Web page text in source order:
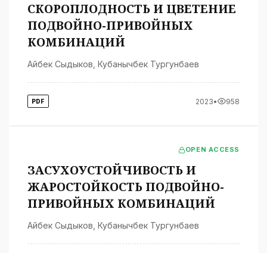
СКОРОПЛОДНОСТЬ И ЦВЕТЕНИЕ
ПОДВОЙНО-ПРИВОЙНЫХ
КОМБИНАЦИЙ
Айбек Сыдыков Кубанычбек Тургунбаев
PDF 2023• 958
OPEN ACCESS
ЗАСУХОУСТОЙЧИВОСТЬ И
ЖАРОСТОЙКОСТЬ ПОДВОЙНО-
ПРИВОЙНЫХ КОМБИНАЦИЙ
Айбек Сыдыков Кубанычбек Тургунбаев